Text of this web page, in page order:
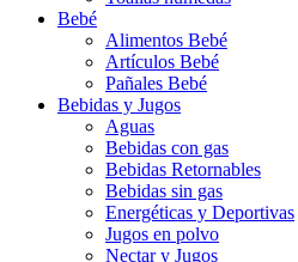
Bebé
Alimentos Bebé
Artículos Bebé
Pañales Bebé
Bebidas y Jugos
Aguas
Bebidas con gas
Bebidas Retornables
Bebidas sin gas
Energéticas y Deportivas
Jugos en polvo
Nectar y Jugos